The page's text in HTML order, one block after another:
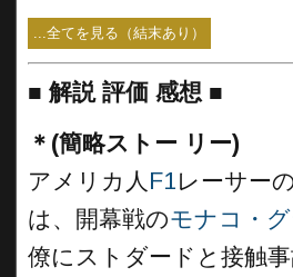
...全てを見る（結末あり）
■ 解説 評価 感想 ■
＊(簡略ストー リー)
アメリカ人 F1レーサー
は、開幕戦のモナコ・
僚にストダードと接触